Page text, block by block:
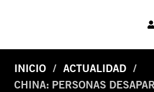
INICIO
ACTUALIDAD
CHINA: PERSONAS